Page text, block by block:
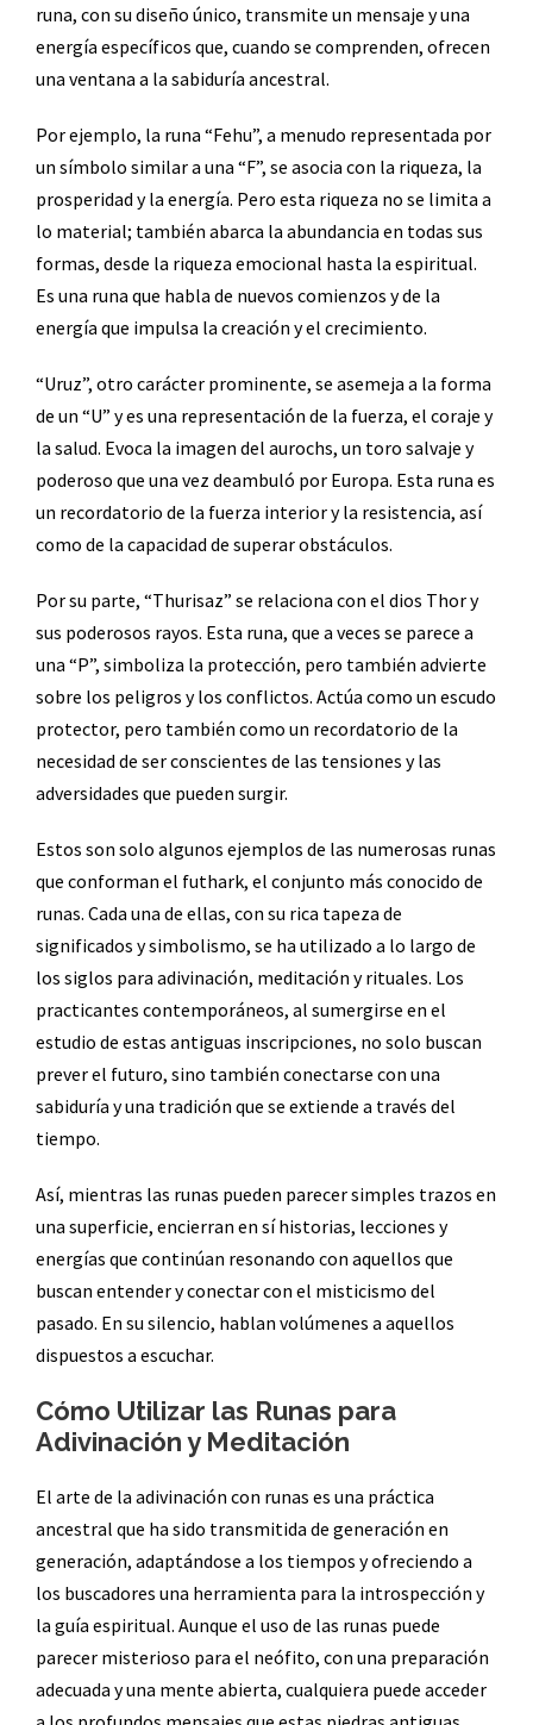
runa, con su diseño único, transmite un mensaje y una
energía específicos que, cuando se comprenden, ofrecen
una ventana a la sabiduría ancestral.
Por ejemplo, la runa “Fehu”, a menudo representada por
un símbolo similar a una “F”, se asocia con la riqueza, la
prosperidad y la energía. Pero esta riqueza no se limita a
lo material; también abarca la abundancia en todas sus
formas, desde la riqueza emocional hasta la espiritual.
Es una runa que habla de nuevos comienzos y de la
energía que impulsa la creación y el crecimiento.
“Uruz”, otro carácter prominente, se asemeja a la forma
de un “U” y es una representación de la fuerza, el coraje y
la salud. Evoca la imagen del aurochs, un toro salvaje y
poderoso que una vez deambuló por Europa. Esta runa es
un recordatorio de la fuerza interior y la resistencia, así
como de la capacidad de superar obstáculos.
Por su parte, “Thurisaz” se relaciona con el dios Thor y
sus poderosos rayos. Esta runa, que a veces se parece a
una “P”, simboliza la protección, pero también advierte
sobre los peligros y los conflictos. Actúa como un escudo
protector, pero también como un recordatorio de la
necesidad de ser conscientes de las tensiones y las
adversidades que pueden surgir.
Estos son solo algunos ejemplos de las numerosas runas
que conforman el futhark, el conjunto más conocido de
runas. Cada una de ellas, con su rica tapeza de
significados y simbolismo, se ha utilizado a lo largo de
los siglos para adivinación, meditación y rituales. Los
practicantes contemporáneos, al sumergirse en el
estudio de estas antiguas inscripciones, no solo buscan
prever el futuro, sino también conectarse con una
sabiduría y una tradición que se extiende a través del
tiempo.
Así, mientras las runas pueden parecer simples trazos en
una superficie, encierran en sí historias, lecciones y
energías que continúan resonando con aquellos que
buscan entender y conectar con el misticismo del
pasado. En su silencio, hablan volúmenes a aquellos
dispuestos a escuchar.
Cómo Utilizar las Runas para
Adivinación y Meditación
El arte de la adivinación con runas es una práctica
ancestral que ha sido transmitida de generación en
generación, adaptándose a los tiempos y ofreciendo a
los buscadores una herramienta para la introspección y
la guía espiritual. Aunque el uso de las runas puede
parecer misterioso para el neófito, con una preparación
adecuada y una mente abierta, cualquiera puede acceder